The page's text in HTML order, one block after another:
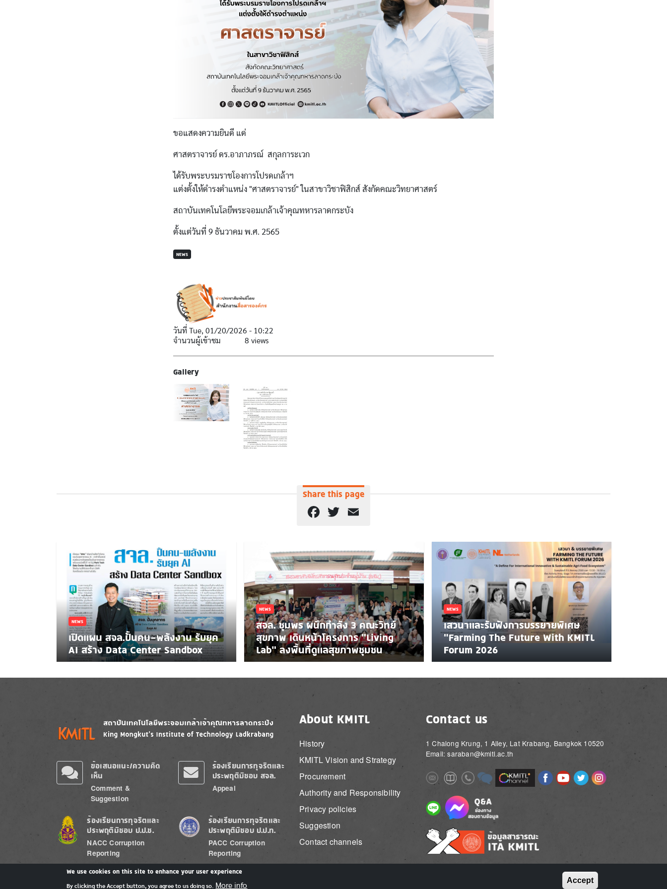
ขอแสดงความยินดี แด่
ศาสตราจารย์ ดร.อาภาภรณ์ สกุลการะเวก
ได้รับพระบรมราชโองการโปรดเกล้าฯ
แต่งตั้งให้ดำรงตำแหน่ง "ศาสตราจารย์" ในสาขาวิชาฟิสิกส์ สังกัดคณะวิทยาศาสตร์
สถาบันเทคโนโลยีพระจอมเกล้าเจ้าคุณทหารลาดกระบัง
ตั้งแต่วันที่ 9 ธันวาคม พ.ศ. 2565
NEWS
วันที่Tue, 01/20/2026 - 10:22
จำนวนผู้เข้าชม
8 views
Gallery
Share this page
Facebook
Twitter
NEWS
เปิดแผน สจล.ปั้นคน-พลังงาน รับยุค
AI สร้าง Data Center Sandbox
NEWS
สจล. ชุมพร ผนึกกำลัง 3 คณะวิทย์
สุขภาพ เดินหน้าโครงการ “Living
Lab” ลงพื้นที่ดูแลสุขภาพชุมชน
NEWS
เสวนาและรับฟังการบรรยายพิเศษ
"Farming The Future With KMITL
Forum 2026
Image Image
ข้อเสนอแนะ/ความคิด
เห็น
Comment &
Suggestion
ร้องเรียนการทุจริตและ
ประพฤติมิชอบ สจล.
Appeal
Image
ร้องเรียนการทุจริตและ
ประพฤติมิชอบ ป.ป.ช.
NACC Corruption
Reporting
Image
ร้องเรียนการทุจริตและ
ประพฤติมิชอบ ป.ป.ท.
PACC Corruption
Reporting
About KMITL
History
KMITL Vision and Strategy
Procurement
Authority and Responsibility
Privacy policies
Suggestion
Contact channels
Contact us
1 Chalong Krung, 1 Alley, Lat Krabang, Bangkok 10520
Email: saraban@kmitl.ac.th
ImageImageImageImage Image ImageImageImageImage
Image Image
Image
We use cookies on this site to enhance your user experience
By clicking the Accept button, you agree to us doing so. More info
Accept